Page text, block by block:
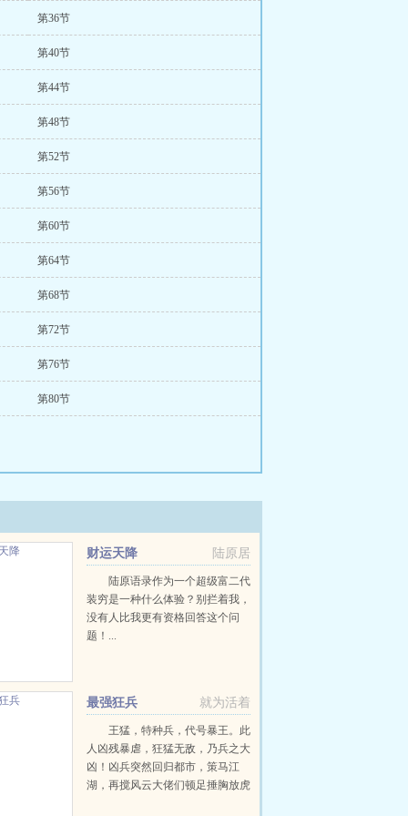
第36节
第40节
第44节
第48节
第52节
第56节
第60节
第64节
第68节
第72节
第76节
第80节
陆原居
财运天降
陆原语录作为一个超级富二代
装穷是一种什么体验？别拦着我，
没有人比我更有资格回答这个问
题！...
就为活着
最强狂兵
王猛，特种兵，代号暴王。此
人凶残暴虐，狂猛无敌，乃兵之大
凶！凶兵突然回归都市，策马江
湖，再搅风云大佬们顿足捶胸放虎